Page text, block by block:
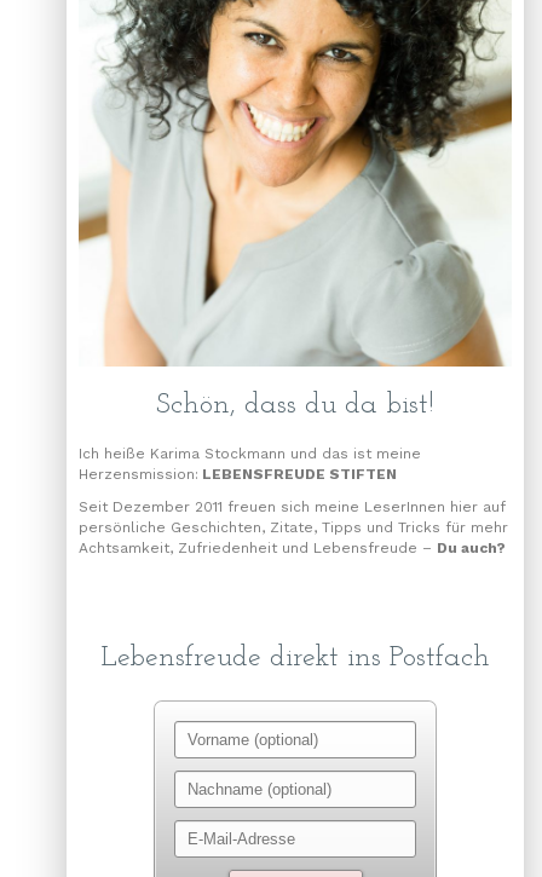
Schön, dass du da bist!
Ich heiße Karima Stockmann und das ist meine
Herzensmission: LEBENSFREUDE STIFTEN
Seit Dezember 2011 freuen sich meine LeserInnen hier auf
persönliche Geschichten, Zitate, Tipps und Tricks für mehr
Achtsamkeit, Zufriedenheit und Lebensfreude – Du auch?
Lebensfreude direkt ins Postfach